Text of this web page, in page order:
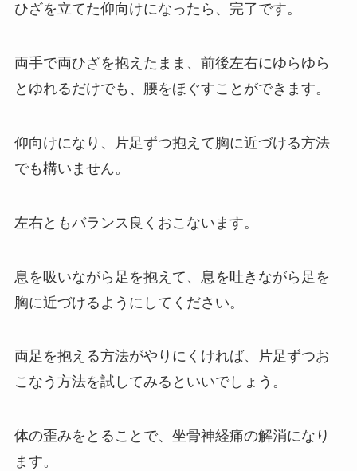
ひざを立てた仰向けになったら、完了です。
両手で両ひざを抱えたまま、前後左右にゆらゆら
とゆれるだけでも、腰をほぐすことができます。
仰向けになり、片足ずつ抱えて胸に近づける方法
でも構いません。
左右ともバランス良くおこないます。
息を吸いながら足を抱えて、息を吐きながら足を
胸に近づけるようにしてください。
両足を抱える方法がやりにくければ、片足ずつお
こなう方法を試してみるといいでしょう。
体の歪みをとることで、坐骨神経痛の解消になり
ます。